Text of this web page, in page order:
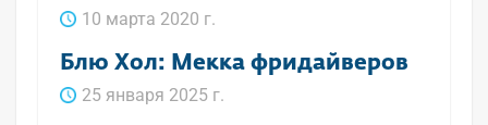
10 марта 2020 г.
Блю Хол: Мекка фридайверов
25 января 2025 г.